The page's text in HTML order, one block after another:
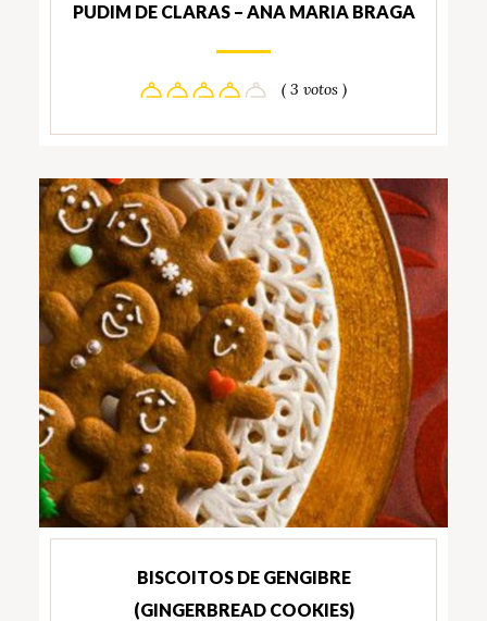
PUDIM DE CLARAS – ANA MARIA BRAGA
( 3 votos )
BISCOITOS DE GENGIBRE
(GINGERBREAD COOKIES)